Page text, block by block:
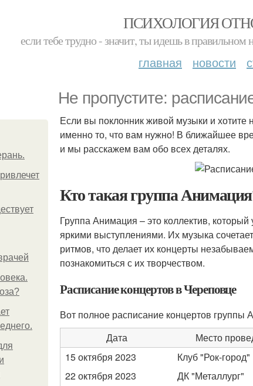
ПСИХОЛОГИЯ
если тебе трудно - значит, ты идешь в
главная новости
Не пропустите:
Если вы поклонник живой музыки и хотите
именно то, что вам нужно! В ближайшее
и мы расскажем вам обо всех деталях.
Кто такая группа
Группа Анимация – это коллектив,
яркими выступлениями. Их музыка
ритмов, что делает их концерты
познакомиться с их творчеством.
Расписание концертов в Череповце
Вот полное расписание концертов
Дата
Место
15 октября 2023
Клуб "Рок-город"
22 октября 2023
ДК "Металлург"